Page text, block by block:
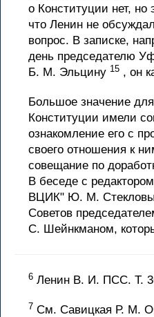
о Конституции нет, но
что Ленин не
вопрос. В записке,
день председателю
Б. М. Эльцину 15 , он
Большое значение для
Конституции имели
ознакомление его с
своего отношения к
совещание по
В беседе с
ВЦИК" Ю. М.
Советов
С. Шейнкманом,
6 Ленин В. И. ПСС. Т.
7 См. Савицкая Р. М.